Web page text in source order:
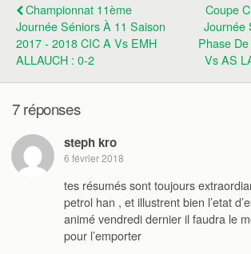
Championnat 11ème
Journée Séniors À 11 Saison
2017 - 2018 CIC A Vs EMH
ALLAUCH : 0-2
Coupe
Journée
Phase
Vs AS
7 réponses
steph kro
6 février 2018
tes résumés sont toujours
petrol han , et illustrent bien l’etat
animé vendredi dernier il faudra le
pour l’emporter